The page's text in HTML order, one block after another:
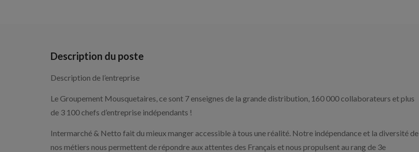
Description du poste
Description de l’entreprise
Le Groupement Mousquetaires, ce sont 7 enseignes de la grande distribution, 160 000 collaborateurs et plus
de 3 100 chefs d’entreprise indépendants !
Intermarché & Netto fait du mieux manger accessible à tous une réalité. Notre indépendance et la diversité de
nos métiers nous permettent de répondre aux attentes des Français et nous propulsent au rang de 3e